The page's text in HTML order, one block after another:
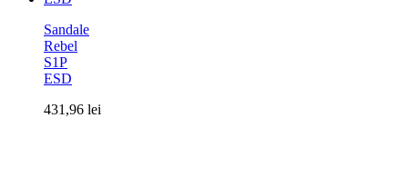
Sandale
Rebel
S1P
ESD
431,96 lei